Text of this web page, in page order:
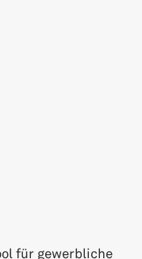
für gewerbliche